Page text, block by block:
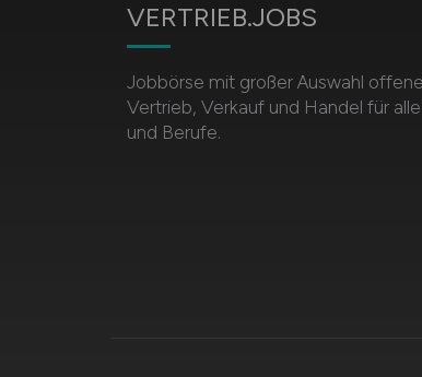
VERTRIEB.JOBS
Jobbörse mit großer Auswahl
Vertrieb, Verkauf und Handel für
und Berufe.